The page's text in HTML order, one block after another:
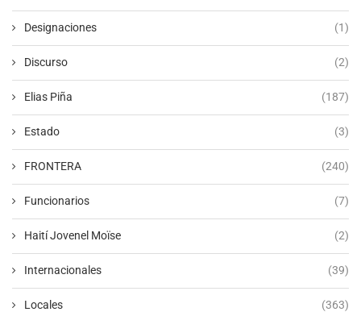
Designaciones (1)
Discurso (2)
Elias Piña (187)
Estado (3)
FRONTERA (240)
Funcionarios (7)
Haití Jovenel Moïse (2)
Internacionales (39)
Locales (363)